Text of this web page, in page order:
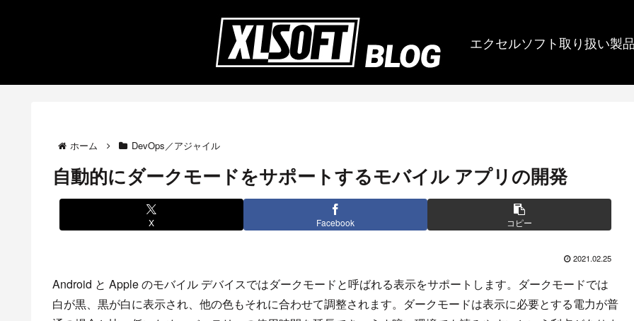
エクセルソフト取り扱い製
ホーム DevOps／アジャイル
自動的にダークモードをサポートするモバイル アプリの開発
X Facebook コピー
2021.02.25
Android と Apple のモバイル デバイスではダークモードと呼ばれる表示をサポートします。ダークモードでは
白が黒、黒が白に表示され、他の色もそれに合わせて調整されます。ダークモードは表示に必要とする電力が普